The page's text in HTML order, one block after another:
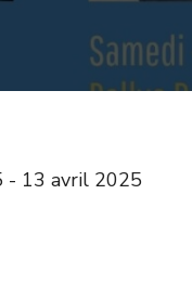
- 13 avril 2025